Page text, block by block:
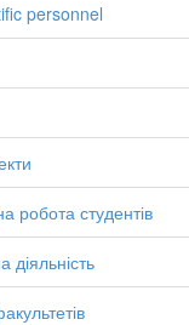
personnel
робота студентів
діяльність